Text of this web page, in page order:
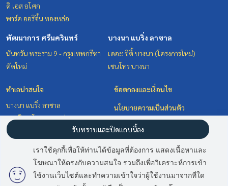
มี2คนกำลังดูประกาศนี้
ดิ เอส อโศก
พาร์ค ออริจิ้น ทองหล่อ
พัฒนาการ ศรีนครินทร์
นันทวัน พระราม 9 - กรุงเทพกรีฑา
ตัดใหม่
บางนา แบริ่ง ลาซาล
เดอะ ซิตี้ บางนา (โครงการใหม่)
เซนโทร บางนา
ทำเลน่าสนใจ
บางนา แบริ่ง ลาซาล
สุขุมวิท อโศก ทองหล่อ
วิทยุ ชิดลม หลังสวน
ข้อตกลงและเงื่อนไข
นโยบายความเป็นส่วนตัว
เกี่ยวกับเรา
วิธีการฝากขาย-เช่า
ติดต่อ
เราใช้คุกกี้เพื่อให้ท่านได้ข้อมูลที่ต้องการ แสดงเนื้อหาและ
โฆษณาให้ตรงกับความสนใจ รวมถึงเพื่อวิเคราะห์การเข้า
ใช้งานเว็บไซต์และทำความเข้าใจว่าผู้ใช้งานมาจากที่ใด
รับทราบและปิดแถบนี้ลง